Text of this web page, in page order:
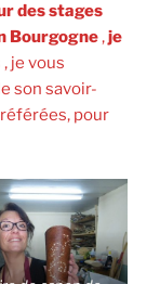
des stages
Bourgogne,je
je vous
son savoir-
pour